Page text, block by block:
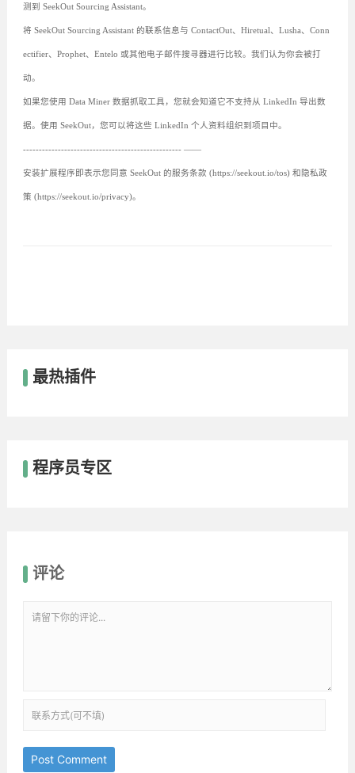
测到 SeekOut Sourcing Assistant。
将 SeekOut Sourcing Assistant 的联系信息与 ContactOut、Hiretual、Lusha、Conn
ectifier、Prophet、Entelo 或其他电子邮件搜寻器进行比较。我们认为你会被打
动。
如果您使用 Data Miner 数据抓取工具，您就会知道它不支持从 LinkedIn 导出数
据。使用 SeekOut，您可以将这些 LinkedIn 个人资料组织到项目中。
-------------------------------------------------- ——
安装扩展程序即表示您同意 SeekOut 的服务条款 (https://seekout.io/tos) 和隐私政
策 (https://seekout.io/privacy)。
最热插件
程序员专区
评论
Post Comment